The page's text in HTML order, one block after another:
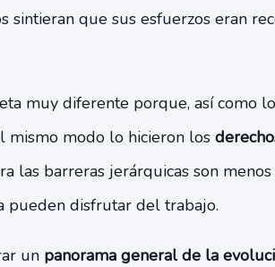
que sus esfuerzos eran
muy diferente porque, así como
mismo modo lo hicieron los
las barreras jerárquicas son
pueden disfrutar del trabajo.
un panorama general de la